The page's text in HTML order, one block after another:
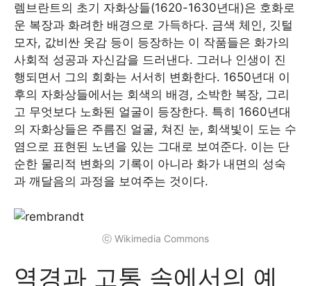
렘브란트의 초기 자화상들(1620-1630년대)은 호화로
운 복장과 화려한 배경으로 가득하다. 금색 체인, 깃털
모자, 값비싼 옷감 등이 등장하는 이 작품들은 화가의
사회적 성공과 자신감을 드러낸다. 그러나 인생이 진
행되면서 그의 회화는 서서히 변화한다. 1650년대 이
후의 자화상들에서는 회색의 배경, 소박한 복장, 그리
고 무엇보다 노화된 얼굴이 등장한다. 특히 1660년대
의 자화상들은 주름진 얼굴, 쳐진 눈, 회색빛이 도는 수
염으로 표현된 노년을 있는 그대로 보여준다. 이는 단
순한 물리적 변화의 기록이 아니라 화가 내면의 성숙
과 깨달음의 과정을 보여주는 것이다.
ⓒ Wikimedia Commons
역경과 고통 속에서의 예